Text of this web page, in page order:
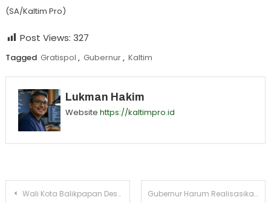
(SA/Kaltim Pro)
Post Views: 327
Tagged Gratispol , Gubernur, Kaltim
Lukman Hakim
Website https://kaltimpro.id
Navigasi
Wali Kota Balikpapan Desak Pertamina Atasi Kelangkaan Pertamax, Suplai Tambahan Mulai Disalurkan Gubernur Harum Realisasikan Program Gratispol di Kubar